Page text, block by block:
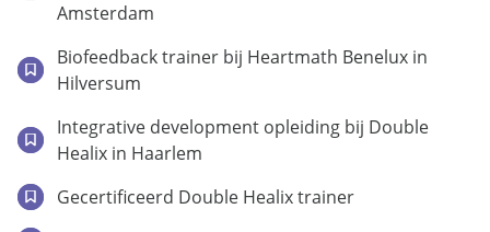
Amsterdam
Biofeedback trainer bij Heartmath Benelux in
Hilversum
Integrative development opleiding bij Double
Healix in Haarlem
Gecertificeerd Double Healix trainer